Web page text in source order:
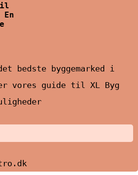
En
bedste byggemarked i
vores guide til XL Byg